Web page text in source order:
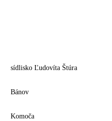
sídlisko Ľudovíta Štúra
Bánov
Komoča